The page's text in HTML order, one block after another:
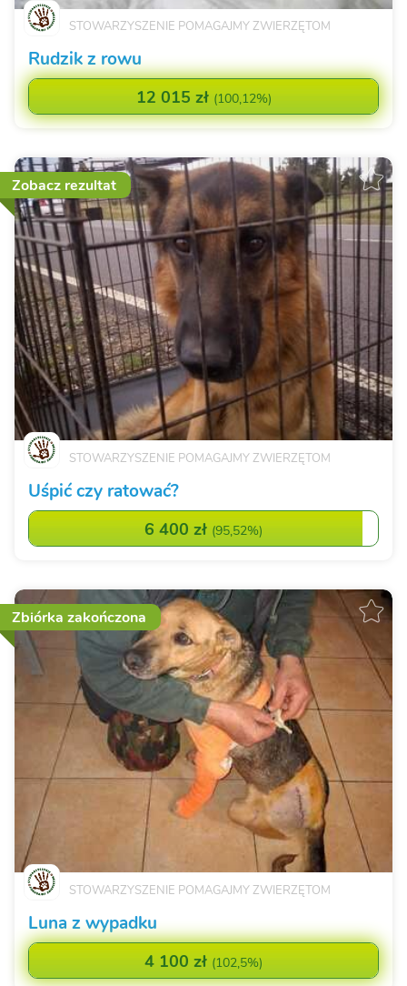
STOWARZYSZENIE POMAGAJMY ZWIERZĘTOM
Rudzik z rowu
12 015 zł (100,12%)
Zobacz rezultat
STOWARZYSZENIE POMAGAJMY ZWIERZĘTOM
Uśpić czy ratować?
6 400 zł (95,52%)
Zbiórka zakończona
STOWARZYSZENIE POMAGAJMY ZWIERZĘTOM
Luna z wypadku
4 100 zł (102,5%)